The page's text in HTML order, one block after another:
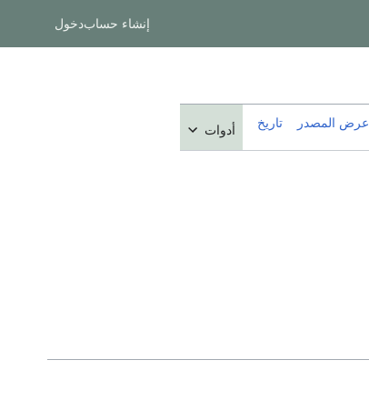
إنشاء حسابدخول
عرض المصدر تاريخ أدوات